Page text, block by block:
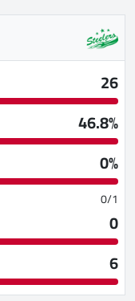
26
46.8%
0%
0/1
0
6